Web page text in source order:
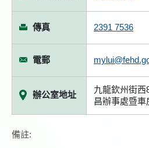
傳真 2391 7536
電郵
辦公室地址
九龍欽州街
昌辦事處暨車
備註: